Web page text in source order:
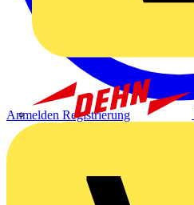
Anmelden Registrierung